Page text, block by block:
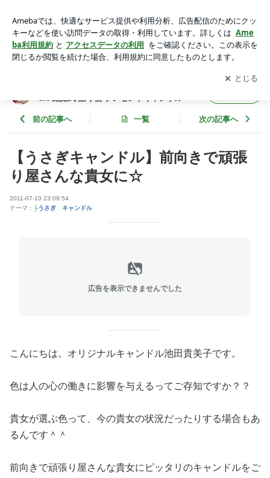
ジナルキャンドル通販ショップ amie candle 結婚式 贈り物 プ
レゼントキャンドル
アプリをダウンロードして ブログの更新通知
を受け取りまし
ょう。
開く
dle 結婚式 贈り物 プレゼントキャンドル
前の記事へ 一覧 次の記事へ
【うさぎキャンドル】前向きで頑張
り屋さんな貴女に☆
2011-07-10 23:09:54
テーマ：
├うさぎ キャンドル
広告を表示できませんでした
こんにちは。オリジナルキャンドル池田貴美子です。
色は人の心の働きに影響を与えるってご存知ですか？？
貴女が選ぶ色って、今の貴女の状況だったりする場合もあ
るんです＾＾
前向きで頑張り屋さんな貴女にピッタリのキャンドルをご